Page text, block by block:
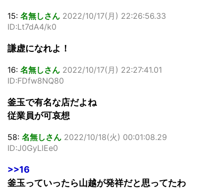
15: 名無しさん 2022/10/17(月) 22:26:56.33
ID:Lt7dA4/k0
謙虚になれよ！
16: 名無しさん 2022/10/17(月) 22:27:41.01
ID:FDfw8NQ80
釜玉で有名な店だよね
従業員が可哀想
58: 名無しさん 2022/10/18(火) 00:01:08.29
ID:J0GyLlEe0
>>16
釜玉っていったら山越が発祥だと思ってたわ